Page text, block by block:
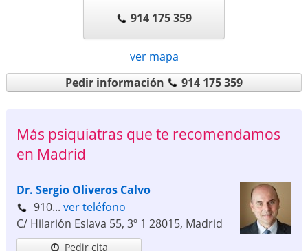
914 175 359
ver mapa
Pedir información
914 175 359
Más psiquiatras que te recomendamos
en Madrid
Dr. Sergio Oliveros Calvo
910... ver teléfono
C/ Hilarión Eslava 55, 3º 1 28015, Madrid
Pedir cita